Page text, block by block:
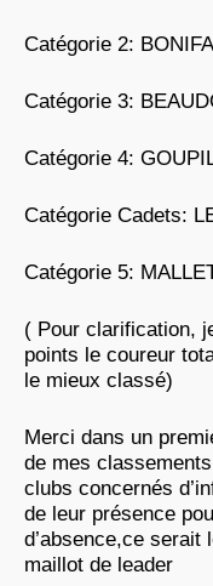
Catégorie 2:
Catégorie 3:
Catégorie 4:
Catégorie Cadets:
Catégorie 5:
( Pour clarification,
points le coureur
le mieux classé)
Merci dans un
de mes
clubs concernés
de leur présence
d’absence,ce
maillot de leader